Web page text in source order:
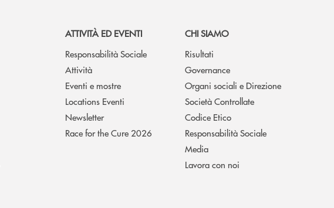
ATTIVITÀ ED EVENTI
Responsabilità Sociale
Attività
Eventi e mostre
Locations Eventi
Newsletter
Race for the Cure 2026
CHI SIAMO
Risultati
Governance
Organi sociali e Direzione
Società Controllate
Codice Etico
Responsabilità Sociale
Media
Lavora con noi